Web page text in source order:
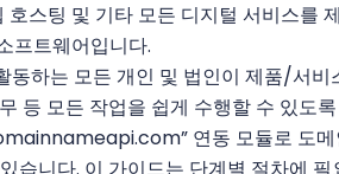
호스팅 및 기타 모든 디지털 서비스를
프트웨어입니다.
동하는 모든 개인 및 법인이 제품/서비
등 모든 작업을 쉽게 수행할 수 있도
연동 모듈로 도